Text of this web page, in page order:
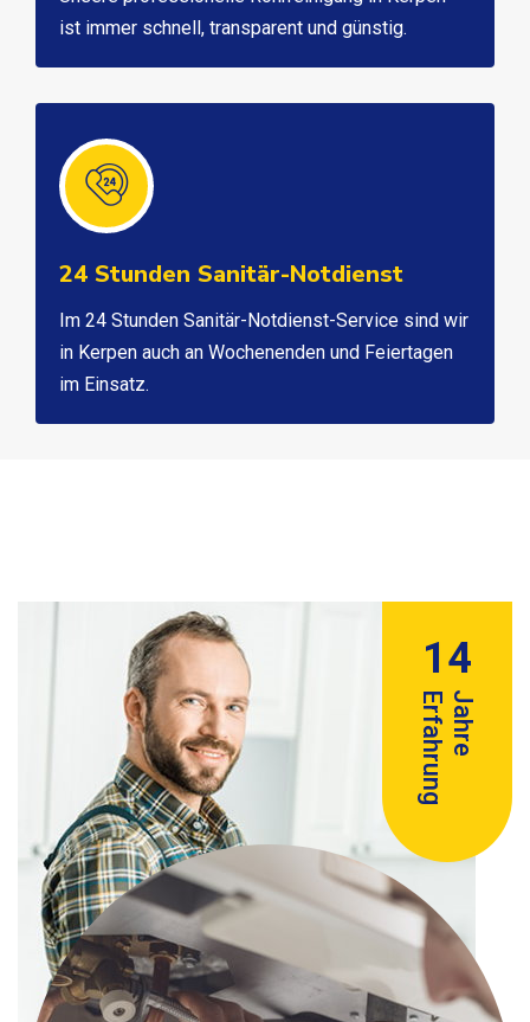
ist immer schnell, transparent und günstig.
24 Stunden Sanitär-Notdienst
Im 24 Stunden Sanitär-Notdienst-Service sind wir
in Kerpen auch an Wochenenden und Feiertagen
im Einsatz.
14
Jahre
Erfahrung